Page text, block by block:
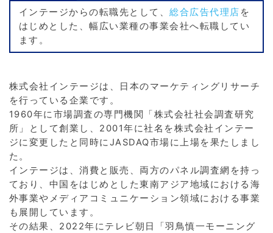
インテージからの転職先として、総合広告代理店 を
はじめとした、幅広い業種の事業会社へ転職してい
ます。
株式会社インテージは、日本のマーケティングリサーチ
を行っている企業です。
1960年に市場調査の専門機関「株式会社社会調査研究
所」として創業し、2001年に社名を株式会社インテー
ジに変更したと同時にJASDAQ市場に上場を果たしまし
た。
インテージは、消費と販売、両方のパネル調査網を持っ
ており、中国をはじめとした東南アジア地域における海
外事業やメディアコミュニケーション領域における事業
も展開しています。
その結果、2022年にテレビ朝日「羽鳥慎一モーニング